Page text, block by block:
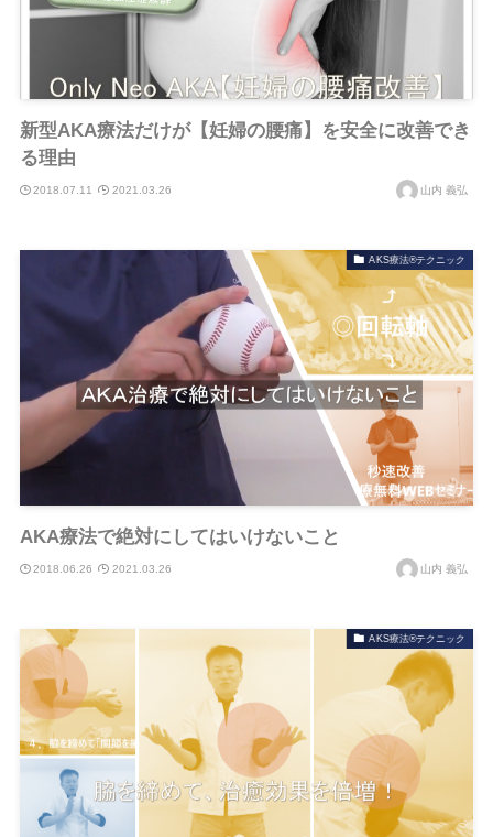
新型AKA療法だけが【妊婦の腰痛】を安全に改善でき
る理由
2018.07.11 2021.03.26 山内 義弘
AKS療法®テクニック
AKA療法で絶対にしてはいけないこと
2018.06.26 2021.03.26 山内 義弘
AKS療法®テクニック